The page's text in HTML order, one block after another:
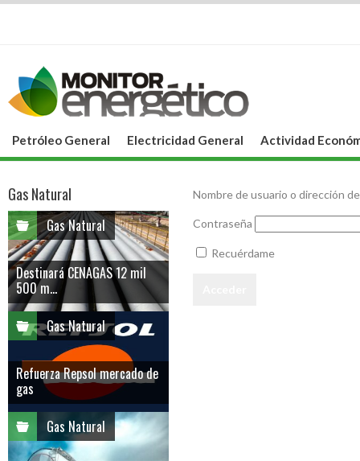
Petróleo General Electricidad General Actividad
Nombre de usuario o dirección
Contraseña
Recuérdame
Gas Natural
Gas Natural
Destinará CENAGAS 12 mil
500 m...
Gas Natural
Refuerza Repsol mercado de
gas
Gas Natural